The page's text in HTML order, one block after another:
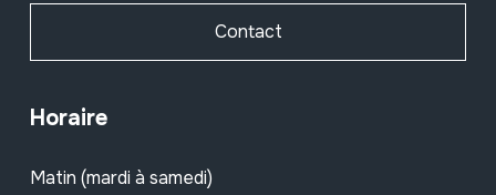
Contact
Horaire
Matin (mardi à samedi)